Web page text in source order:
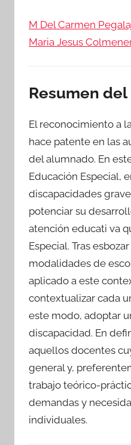
M Del Carmen
Maria Jesus
Resumen del
El reconocimiento a
hace patente en las
del alumnado. En
Educación Especial,
discapacidades
potenciar su
atención educati va
Especial. Tras
modalidades de
aplicado a este
contextualizar cada
este modo, adoptar
discapacidad. En
aquellos docentes
general y,
trabajo teórico-
demandas y
individuales.